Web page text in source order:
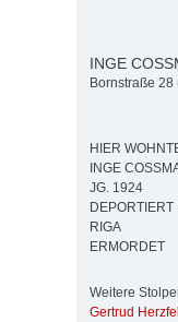
INGE
Bornstraße
HIER
INGE
JG. 1924
DEPORTIERT
RIGA
ERMORDET
Weitere
Gertrud